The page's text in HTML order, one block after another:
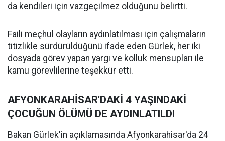
da kendileri için vazgeçilmez olduğunu belirtti.
Faili meçhul olayların aydınlatılması için çalışmaların
titizlikle sürdürüldüğünü ifade eden Gürlek, her iki
dosyada görev yapan yargı ve kolluk mensupları ile
kamu görevlilerine teşekkür etti.
AFYONKARAHİSAR'DAKİ 4 YAŞINDAKİ
ÇOCUĞUN ÖLÜMÜ DE AYDINLATILDI
Bakan Gürlek'in açıklamasında Afyonkarahisar'da 24